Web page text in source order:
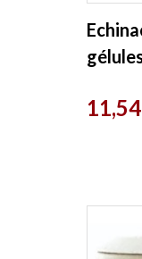
Prix